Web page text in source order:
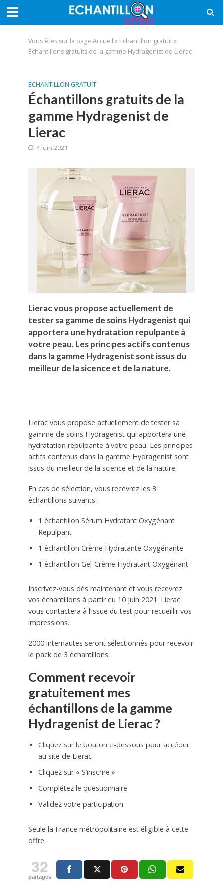
Vous êtes sur la page Accueil » Echantillon gratuit»
Échantillons gratuits de la gamme Hydragenist de Lierac
ECHANTILLON GRATUIT
Échantillons gratuits de la
gamme Hydragenist de
Lierac
4 juin 2021
Lierac vous propose actuellement de
tester sa gamme de soins Hydragenist qui
apportera une hydratation repulpante à
votre peau. Les principes actifs contenus
dans la gamme Hydragenist sont issus du
meilleur de la sicence et de la nature.
Lierac vous propose actuellement de tester sa
gamme de soins Hydragenist qui apportera une
hydratation repulpante à votre peau. Les principes
actifs contenus dans la gamme Hydragenist sont
issus du meilleur de la science et de la nature.
En cas de sélection, vous recevrez les 3
échantillons suivants :
1 échantillon Sérum Hydratant Oxygénant
Repulpant
1 échantillon Crème Hydratante Oxygénante
1 échantillon Gel-Crème Hydratant Oxygénant
Inscrivez-vous dès maintenant et vous recevrez
vos échantillons à partir du 10 juin 2021. Lierac
vous contactera à l’issue du test pour recueillir vos
impressions.
2000 internautes seront sélectionnés pour recevoir
le pack de 3 échantillons.
Comment recevoir
gratuitement mes
échantillons de la gamme
Hydragenist de Lierac ?
Cliquez sur le bouton ci-dessous pour accéder
au site de Lierac
Cliquez sur « S’inscrire »
Complétez le questionnaire
Validez votre participation
Seule la France métropolitaine est éligible à cette
offre.
32
partages